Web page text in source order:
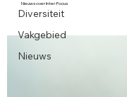
Diversiteit
Vakgebied
Nieuws
Nieuws over Inter-Focus